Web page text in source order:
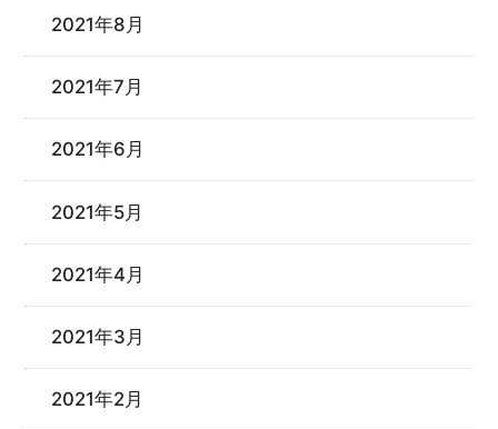
2021年8月
2021年7月
2021年6月
2021年5月
2021年4月
2021年3月
2021年2月